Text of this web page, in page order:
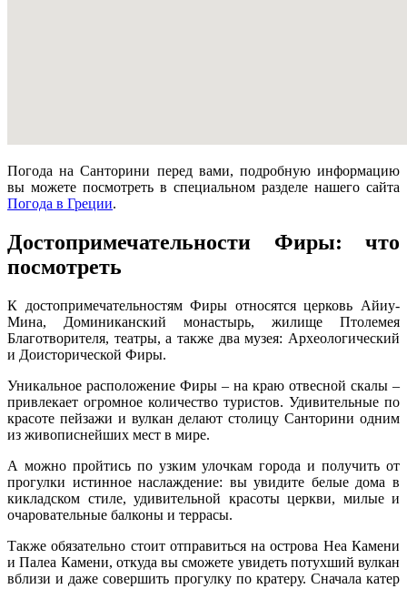
Погода на Санторини перед вами, подробную информацию
вы можете посмотреть в специальном разделе нашего сайта
Погода в Греции.
Достопримечательности Фиры: что
посмотреть
К достопримечательностям Фиры относятся церковь Айиу-
Мина, Доминиканский монастырь, жилище Птолемея
Благотворителя, театры, а также два музея: Археологический
и Доисторической Фиры.
Уникальное расположение Фиры – на краю отвесной скалы –
привлекает огромное количество туристов. Удивительные по
красоте пейзажи и вулкан делают столицу Санторини одним
из живописнейших мест в мире.
А можно пройтись по узким улочкам города и получить от
прогулки истинное наслаждение: вы увидите белые дома в
кикладском стиле, удивительной красоты церкви, милые и
очаровательные балконы и террасы.
Также обязательно стоит отправиться на острова Неа Камени
и Палеа Камени, откуда вы сможете увидеть потухший вулкан
вблизи и даже совершить прогулку по кратеру. Сначала катер